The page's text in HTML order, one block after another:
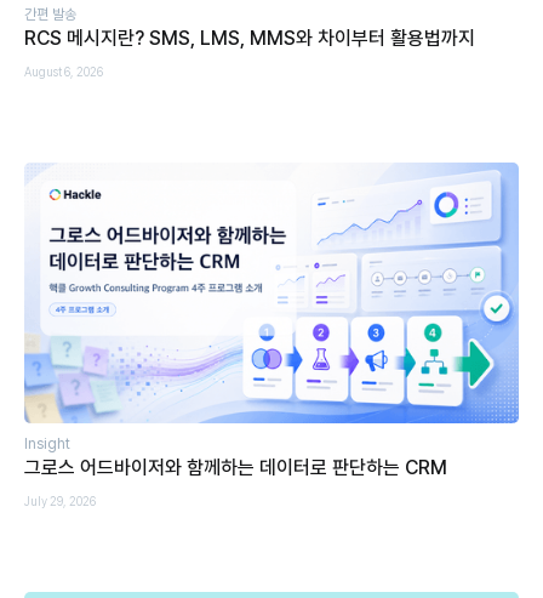
간편 발송
RCS 메시지란? SMS, LMS, MMS와 차이부터 활용법까지
August 6, 2026
Insight
그로스 어드바이저와 함께하는 데이터로 판단하는 CRM
July 29, 2026